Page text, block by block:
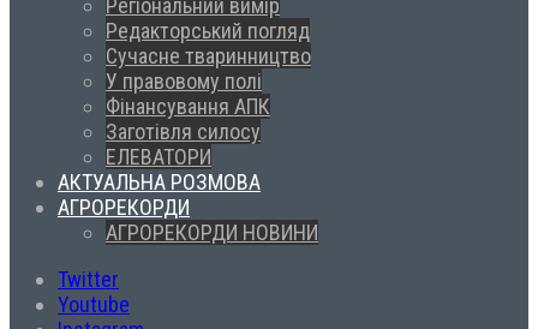
Регіональний вимір
Редакторський погляд
Сучасне тваринництво
У правовому полі
Фінансування АПК
Заготівля силосу
ЕЛЕВАТОРИ
АКТУАЛЬНА РОЗМОВА
АГРОРЕКОРДИ
АГРОРЕКОРДИ НОВИНИ
Twitter
Youtube